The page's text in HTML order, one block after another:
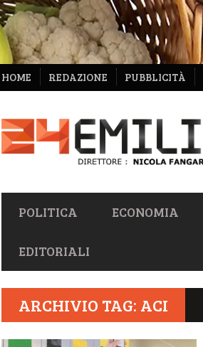
NAVIGAZIONE
SECONDARIA
HOME REDAZIONE PUBBLICITÀ
NAVIGAZIONE
PRIMARIA
POLITICA ECONOMIA
EDITORIALI
ARCHIVIO TAG: ACI